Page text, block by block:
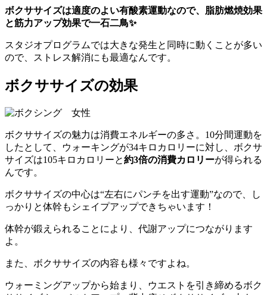
ボクササイズは適度のよい有酸素運動なので、脂肪燃焼効果
と筋力アップ効果で一石二鳥✨
スタジオプログラムでは大きな発生と同時に動くことが多い
ので、ストレス解消にも最適なんです。
ボクササイズの効果
ボクササイズの魅力は消費エネルギーの多さ。10分間運動を
したとして、ウォーキングが34キロカロリーに対し、ボクサ
サイズは105キロカロリーと約3倍の消費カロリーが得られる
んです。
ボクササイズの中心は“左右にパンチを出す運動”なので、し
っかりと体幹もシェイプアップできちゃいます！
体幹が鍛えられることにより、代謝アップにつながります
よ。
また、ボクササイズの内容も様々ですよね。
ウォーミングアップから始まり、ウエストを引き締めるボク